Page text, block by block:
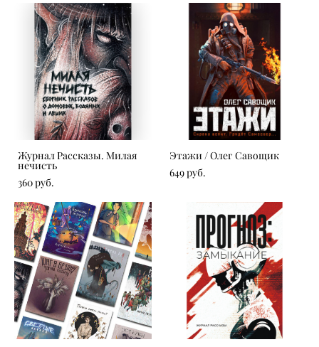
Журнал Рассказы. Милая
нечисть
360 pуб.
Этажи / Олег Савощик
649 pуб.